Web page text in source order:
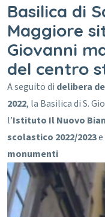
Basilica di
Maggiore
Giovanni
del centro
A seguito di delibera
2022, la Basilica di S.
l’Istituto Il Nuovo
scolastico 2022/2023
monumenti